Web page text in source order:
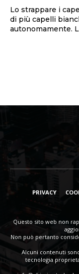
Lo strappare i
di più capelli
autonomamente.
PRIVACY
Questo sito web non
Non può pertanto
Alcuni contenuti
tecnologia